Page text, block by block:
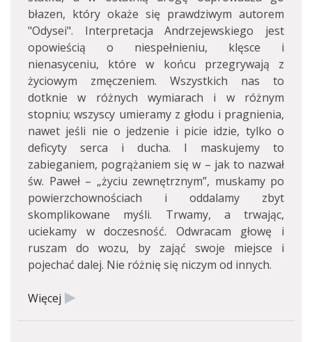
błazen, który okaże się prawdziwym autorem
"Odysei". Interpretacja Andrzejewskiego jest
opowieścią o niespełnieniu, klęsce i
nienasyceniu, które w końcu przegrywają z
życiowym zmęczeniem. Wszystkich nas to
dotknie w różnych wymiarach i w różnym
stopniu; wszyscy umieramy z głodu i pragnienia,
nawet jeśli nie o jedzenie i picie idzie, tylko o
deficyty serca i ducha. I maskujemy to
zabieganiem, pogrążaniem się w – jak to nazwał
św. Paweł – „życiu zewnętrznym”, muskamy po
powierzchownościach i oddalamy zbyt
skomplikowane myśli. Trwamy, a trwając,
uciekamy w doczesność. Odwracam głowę i
ruszam do wozu, by zająć swoje miejsce i
pojechać dalej. Nie różnię się niczym od innych.
Więcej